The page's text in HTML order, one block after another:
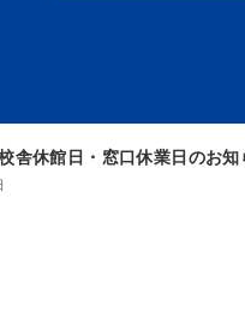
舎休館日・窓口休業日のお知